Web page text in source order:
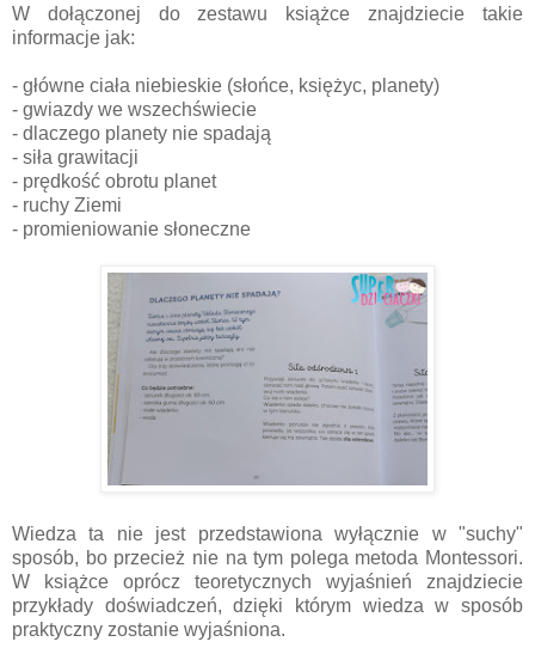
W dołączonej do zestawu książce znajdziecie takie
informacje jak:
- główne ciała niebieskie (słońce, księżyc, planety)
- gwiazdy we wszechświecie
- dlaczego planety nie spadają
- siła grawitacji
- prędkość obrotu planet
- ruchy Ziemi
- promieniowanie słoneczne
Wiedza ta nie jest przedstawiona wyłącznie w "suchy"
sposób, bo przecież nie na tym polega metoda Montessori.
W książce oprócz teoretycznych wyjaśnień znajdziecie
przykłady doświadczeń, dzięki którym wiedza w sposób
praktyczny zostanie wyjaśniona.